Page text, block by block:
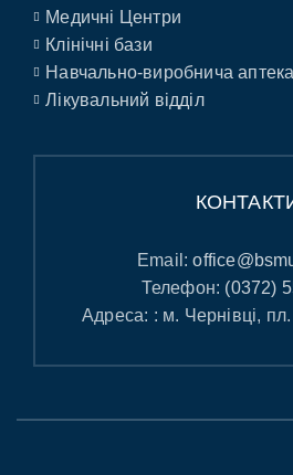
Медичні Центри
Клінічні бази
Навчально-виробнича аптека
Лікувальний відділ
Email:
Телефон: (0372)
Адреса: : м. Чернівці,